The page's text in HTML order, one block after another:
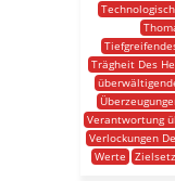
Trägheit Des
Verantwortung
Verlockungen
Werte